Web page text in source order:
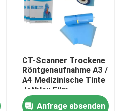
CT-Scanner Trockene
Röntgenaufnahme A3 /
A4 Medizinische Tinte
Jetblau Film
Röntgenfilm PET
Anfrage absenden